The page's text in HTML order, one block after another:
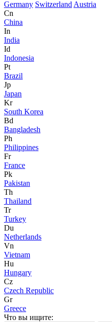
Germany Switzerland Austria
Cn
China
In
India
Id
Indonesia
Pt
Brazil
Jp
Japan
Kr
South Korea
Bd
Bangladesh
Ph
Philippines
Fr
France
Pk
Pakistan
Th
Thailand
Tr
Turkey
Du
Netherlands
Vn
Vietnam
Hu
Hungary
Cz
Czech Republic
Gr
Greece
Что вы ищите: